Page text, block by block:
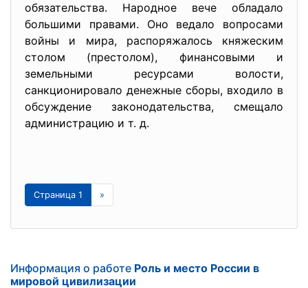
обязательства. Народное вече обладало
большими правами. Оно ведало вопросами
войны и мира, распоряжалось княжеским
столом (престолом), финансовыми и
земельными ресурсами волости,
санкционировало денежные сборы, входило в
обсуждение законодательства, смещало
администрацию и т. д.
Страница 1 »
Информация о работе Роль и место России в
мировой цивилизации